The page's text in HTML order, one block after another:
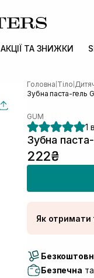
АКЦІЇ ТА ЗНИЖКИ
Головна Тіло
Зубна паста-гель
GUM
1
Зубна
222₴
Як отримати
Самовивіз
Безпечна